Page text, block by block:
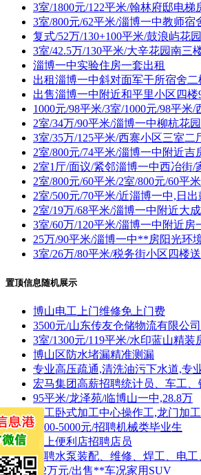
3室/1800元/122平米/翰林府邸电
3室/800元/62平米/淄博一中教师宿
复式/52万/130+100平米/鼓浪屿花
3室/42.5万/130平米/大辛花园南
淄博一中实验住房一套出租
出租淄博一中斜对面军干所宿舍二
出售淄博一中附近和平里小区四
1000元/98平米/3室/1000元/98平
2室/34万/90平米/淄博一中柳杭花
3室/35万/125平米/西寨小区三室
2室/800元/74平米/淄博一中附近吉
2室1厅/面议/紧邻淄博一中西冶街/
2室/800元/60平米/2室/800元/60平
2室/500元/70平米/近淄博一中,日
2室/19万/68平米/淄博一中附近大
3室/60万/120平米/淄博一中附近房
25万/90平米/淄博一中**房阳光环
3室/26万/80平米/税务街小区四楼
置顶信息随机展示
博山电工上门维修免上门费
3500元/山东传友仓储物流有限公
3室/1300元/119平米/水印蓝山精装
博山区防水堵漏精准测漏
专业高压疏通,清洗油污下水道,专
宏马集团高薪招聘统计员、车工
95平米/龙泽苑/临博山一中,28.8万
招工卧式加工中心操作工,龙门加
3000-5000元/招聘机械类毕业生
线上便利店招聘店员
招聘水泵装配、维修、焊工、电
1.2万元/出售**车况家用SUV